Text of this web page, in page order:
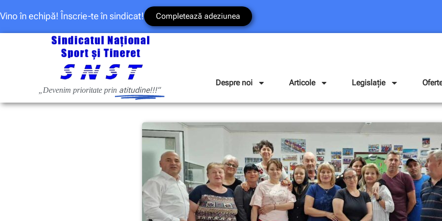
Vino în echipă! Înscrie-te în sindicat! Completează adeziunea
„Devenim prioritate prin atitudine!!!”
Despre noi Articole Legislație